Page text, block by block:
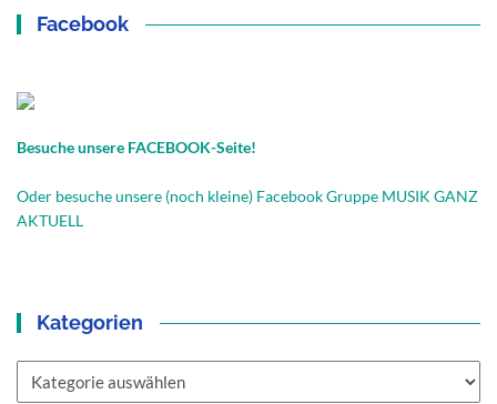
Facebook
Besuche unsere FACEBOOK-Seite!
Oder besuche unsere (noch kleine) Facebook Gruppe MUSIK GANZ
AKTUELL
Kategorien